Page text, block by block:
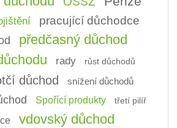
pracující důchodce
předčasný důchod
rady růst důchodů
důchod snížení důchodů
Spořící produkty třetí pilíř
vdovský důchod